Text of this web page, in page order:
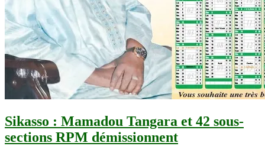
Sikasso : Mamadou Tangara et 42 sous-
sections RPM démissionnent